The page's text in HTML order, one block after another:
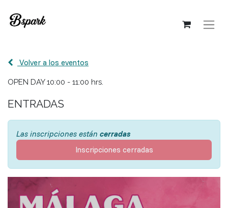
Volver a los eventos
OPEN DAY 10:00 - 11:00 hrs.
ENTRADAS
Las inscripciones están cerradas
Inscripciones cerradas